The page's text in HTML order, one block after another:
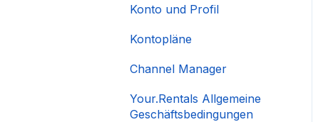
Konto und Profil
Kontopläne
Channel Manager
Your.Rentals Allgemeine
Geschäftsbedingungen